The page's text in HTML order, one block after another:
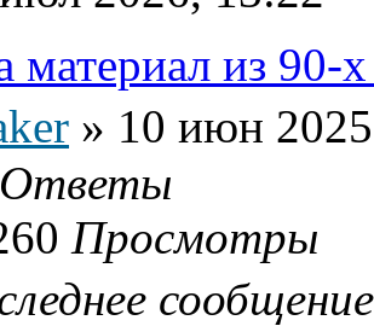
материал из 90-
» 10 июн
Ответы
Просмотры